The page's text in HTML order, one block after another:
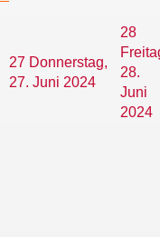
27 Donnerstag,
27. Juni 2024
28
28.
Juni
2024